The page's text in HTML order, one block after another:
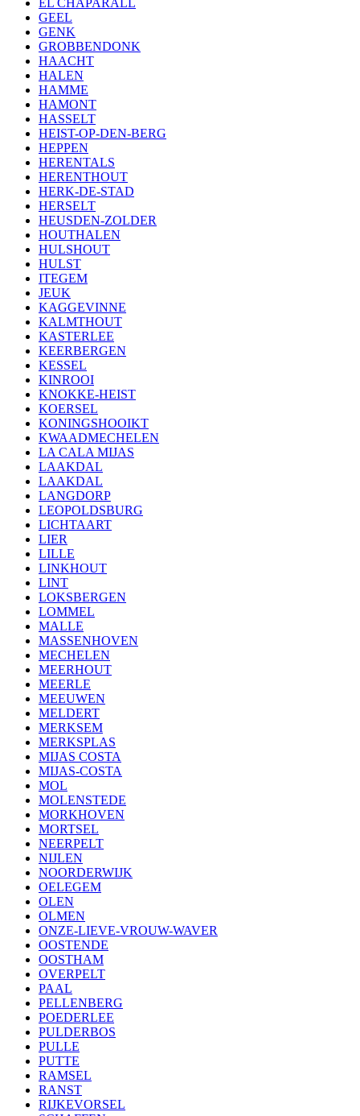
EL CHAPARALL
GEEL
GENK
GROBBENDONK
HAACHT
HALEN
HAMME
HAMONT
HASSELT
HEIST-OP-DEN-BERG
HEPPEN
HERENTALS
HERENTHOUT
HERK-DE-STAD
HERSELT
HEUSDEN-ZOLDER
HOUTHALEN
HULSHOUT
HULST
ITEGEM
JEUK
KAGGEVINNE
KALMTHOUT
KASTERLEE
KEERBERGEN
KESSEL
KINROOI
KNOKKE-HEIST
KOERSEL
KONINGSHOOIKT
KWAADMECHELEN
LA CALA MIJAS
LAAKDAL
LAAKDAL
LANGDORP
LEOPOLDSBURG
LICHTAART
LIER
LILLE
LINKHOUT
LINT
LOKSBERGEN
LOMMEL
MALLE
MASSENHOVEN
MECHELEN
MEERHOUT
MEERLE
MEEUWEN
MELDERT
MERKSEM
MERKSPLAS
MIJAS COSTA
MIJAS-COSTA
MOL
MOLENSTEDE
MORKHOVEN
MORTSEL
NEERPELT
NIJLEN
NOORDERWIJK
OELEGEM
OLEN
OLMEN
ONZE-LIEVE-VROUW-WAVER
OOSTENDE
OOSTHAM
OVERPELT
PAAL
PELLENBERG
POEDERLEE
PULDERBOS
PULLE
PUTTE
RAMSEL
RANST
RIJKEVORSEL